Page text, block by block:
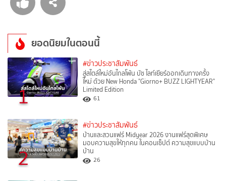
ยอดนิยมในตอนนี้
1
#ข่าวประชาสัมพันธ์
สู่สไตล์ใหม่อันไกลโพ้น บัซ ไลท์เยียร์ออกเดินทางครั้ง
ใหม่ ด้วย New Honda "Giorno+ BUZZ LIGHTYEAR"
Limited Edition
61
2
#ข่าวประชาสัมพันธ์
บ้านและสวนแฟร์ Midyear 2026 งานแฟร์สุดพิเศษ
มอบความสุขให้ทุกคน ในคอนเซ็ปต์ ความสุขแบบบ้าน
บ้าน
26